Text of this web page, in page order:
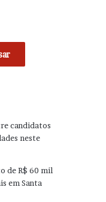
candidatos
neste
de R$ 60 mil
em Santa